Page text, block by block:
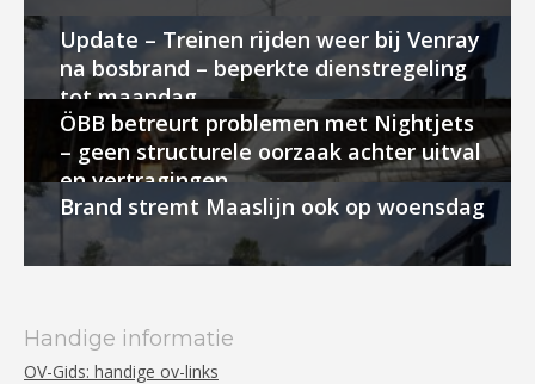
Update – Treinen rijden weer bij Venray
na bosbrand – beperkte dienstregeling
tot maandag
ÖBB betreurt problemen met Nightjets
– geen structurele oorzaak achter uitval
en vertragingen
Brand stremt Maaslijn ook op woensdag
Handige informatie
OV-Gids: handige ov-links